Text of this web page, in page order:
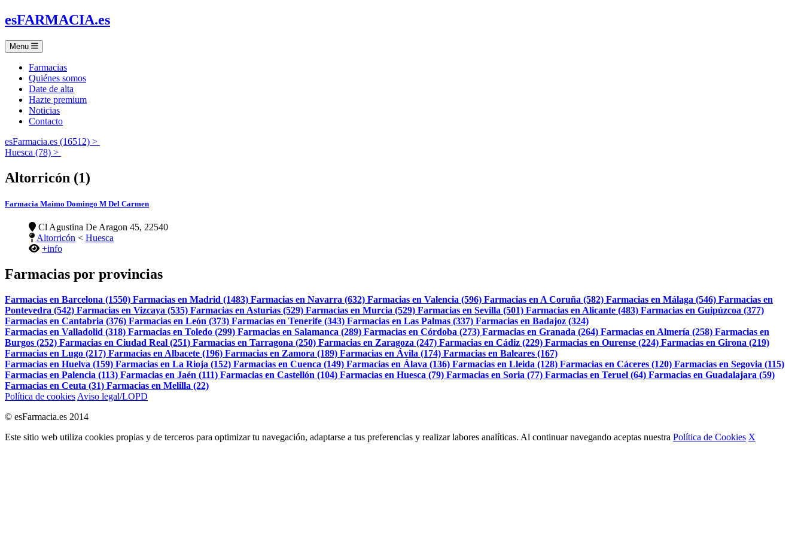
esFARMACIA.es
Menu
Farmacias
Quiénes somos
Date de alta
Hazte premium
Noticias
Contacto
esFarmacia.es (16512) >
Huesca (78) >
Altorricón (1)
Farmacia Maimo Domingo M Del Carmen
Cl Agustina De Aragon 45, 22540
Altorricón < Huesca
+info
Farmacias por provincias
Farmacias en Barcelona (1550) Farmacias en Madrid (1483) Farmacias en Navarra (632) Farmacias en Valencia (596) Farmacias en A Coruña (582) Farmacias en Málaga (546) Farmacias en
Pontevedra (542) Farmacias en Vizcaya (535) Farmacias en Asturias (529) Farmacias en Murcia (529) Farmacias en Sevilla (501) Farmacias en Alicante (483) Farmacias en Guipúzcoa (377)
Farmacias en Cantabria (376) Farmacias en León (373) Farmacias en Tenerife (343) Farmacias en Las Palmas (337) Farmacias en Badajoz (324)
Farmacias en Valladolid (318) Farmacias en Toledo (299) Farmacias en Salamanca (289) Farmacias en Córdoba (273) Farmacias en Granada (264) Farmacias en Almería (258) Farmacias en
Burgos (252) Farmacias en Ciudad Real (251) Farmacias en Tarragona (250) Farmacias en Zaragoza (247) Farmacias en Cádiz (229) Farmacias en Ourense (224) Farmacias en Girona (219)
Farmacias en Lugo (217) Farmacias en Albacete (196) Farmacias en Zamora (189) Farmacias en Ávila (174) Farmacias en Baleares (167)
Farmacias en Huelva (159) Farmacias en La Rioja (152) Farmacias en Cuenca (149) Farmacias en Álava (136) Farmacias en Lleida (128) Farmacias en Cáceres (120) Farmacias en Segovia (115)
Farmacias en Palencia (113) Farmacias en Jaén (111) Farmacias en Castellón (104) Farmacias en Huesca (79) Farmacias en Soria (77) Farmacias en Teruel (64) Farmacias en Guadalajara (59)
Farmacias en Ceuta (31) Farmacias en Melilla (22)
Política de cookies Aviso legal/LOPD
© esFarmacia.es 2014
Este sitio web utiliza cookies propias y de terceros para optimizar tu navegación, adaptarse a tus preferencias y realizar labores analíticas. Al continuar navegando aceptas nuestra Política de Cookies X